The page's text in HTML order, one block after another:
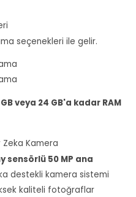
seçenekleri ile gelir.
veya 24 GB'a kadar RAM
Zeka Kamera
sensörlü 50 MP ana
destekli kamera sistemi
kaliteli fotoğraflar